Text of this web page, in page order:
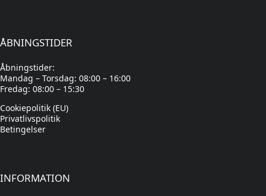
ÅBNINGSTIDER
Åbningstider:
Mandag – Torsdag: 08:00 – 16:00
Fredag: 08:00 – 15:30
Cookiepolitik (EU)
Privatlivspolitik
Betingelser
INFORMATION